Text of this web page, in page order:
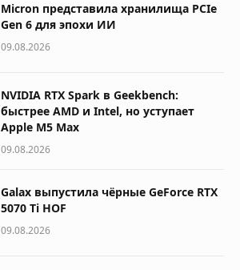
Micron представила хранилища PCIe
Gen 6 для эпохи ИИ
09.08.2026
NVIDIA RTX Spark в Geekbench:
быстрее AMD и Intel, но уступает
Apple M5 Max
09.08.2026
Galax выпустила чёрные GeForce RTX
5070 Ti HOF
09.08.2026